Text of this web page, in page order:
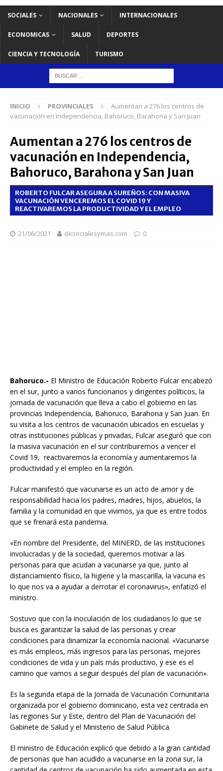
SOCIALES NACIONALES INTERNACIONALES
ECONOMICAS SALUD DEPORTES
CIENCIA Y TECNOLOGÍA TURISMO
INICIO PROVINCIALES
Aumentan a 276 los centros de
vacunación en Independencia, Bahoruco, Barahona y San Juan
Aumentan a 276 los centros de
vacunación en Independencia,
Bahoruco, Barahona y San Juan
ROBERTO FULCAR ASEGURA A SUREÑOS: CON MASIVA
VACUNACIÓN VENCEREMOS EL COVID 19 Y
REACTIVAREMOS LA PRODUCTIVIDAD Y EL EMPLEO
21/06/2021 desocialesymas.com 0
Bahoruco.- El Ministro de Educación Roberto Fulcar encabezó
en el sur, junto a varios funcionarios y dirigentes políticos, la
jornada de vacunación que lleva a cabo el gobierno en las
provincias Independencia, Bahoruco, Barahona y San Juan. En
su visita a los centros de vacunación ubicados en escuelas y
otras instituciones públicas y privadas, Fulcar aseguró que con
la masiva vacunación en el sur contribuiremos a vencer el
Covid 19, reactivaremos la economía y aumentaremos la
productividad y el empleo en la región.
Fulcar manifestó que vacunarse es un acto de amor y de
responsabilidad hacia los padres, madres, hijos, abuelos, la
familia y la comunidad en que vivimos, ya que es entre todos
que se frenará esta pandemia.
«En nombre del Presidente, del MINERD, de las instituciones
involucradas y de la sociedad, queremos motivar a las
personas para que acudan a vacunarse ya que, junto al
distanciamiento físico, la higiene y la mascarilla, la vacuna es
lo que nos va a ayudar a derrotar el coronavirus», enfatizó el
ministro.
Sostuvo que con la inoculación de los ciudadanos lo que se
busca es garantizar la salud de las personas y crear
condiciones para dinamizar la economía nacional. «Vacunarse
es más empleos, más ingresos para las personas, mejores
condiciones de vida y un país más productivo, y ese es el
camino que vamos a seguir después del plan de vacunación».
Es la segunda etapa de la Jornada de Vacunación Comunitaria
organizada por el gobierno dominicano, esta vez centrada en
las regiones Sur y Este, dentro del Plan de Vacunación del
Gabinete de Salud y el Ministerio de Salud Pública.
El ministro de Educación explicó que debido a la gran cantidad
de personas que han acudido a vacunarse en la zona sur, la